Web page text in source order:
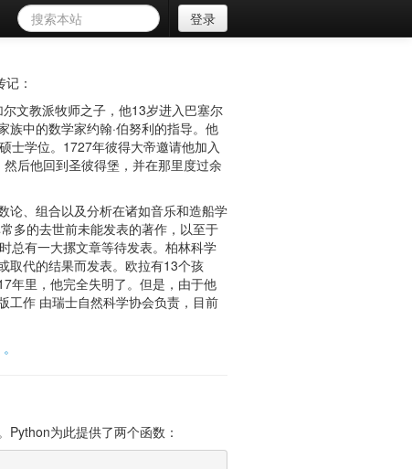
登录
：
文教派牧师之子，他13岁进入巴塞尔
族中的数学家约翰·伯努利的指导。他
士学位。1727年彼得大帝邀请他加入
后他回到圣彼得堡，并在那里度过余
论、组合以及分析在诸如音乐和造船学
多的去世前未能发表的著作，以至于
总有一大摞文章等待发表。柏林科学
取代的结果而发表。欧拉有13个孩
年里，他完全失明了。但是，由于他
工作 由瑞士自然科学协会负责，目前
为此提供了两个函数：